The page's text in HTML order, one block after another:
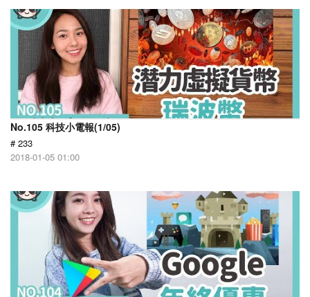
No.105 科技小電報(1/05)
# 233
2018-01-05 01:00